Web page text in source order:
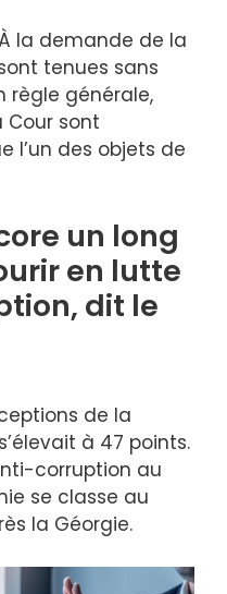
la demande de la
tenues sans
règle générale,
Cour sont
l’un des objets de
un long
en lutte
dit le
de la
à 47 points.
corruption au
se classe au
la Géorgie.